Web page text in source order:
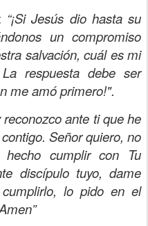
“¡Si Jesús dio hasta su
un compromiso
salvación, cuál es mi
respuesta debe ser
me amó primero!".
reconozco ante ti que he
Señor quiero, no
cumplir con Tu
discípulo tuyo, dame
lo pido en el